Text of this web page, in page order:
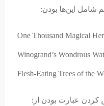
شامل این‌ها بودن:
One Thousand Magical
Winogrand’s Wondrous
Flesh-Eating Trees of the
کردن عبارت بودن از: